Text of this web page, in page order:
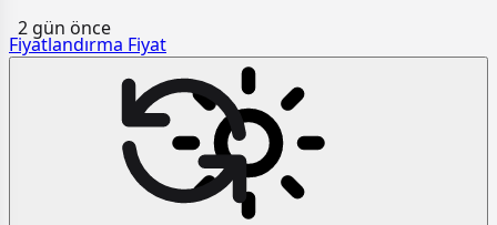
Fiyatlandırma Fiyat
2 gün önce